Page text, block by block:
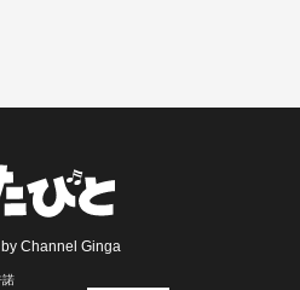
Channel Ginga
諾